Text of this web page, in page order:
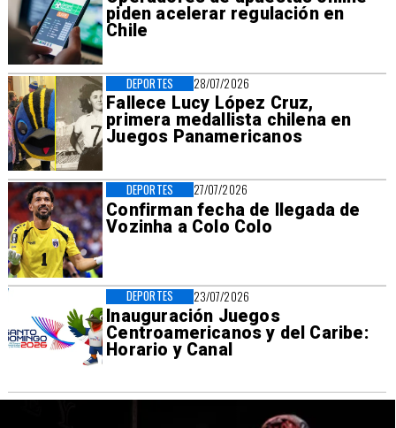
piden acelerar regulación en
Chile
28/07/2026
Fallece Lucy López Cruz,
primera medallista chilena en
Juegos Panamericanos
DEPORTES
27/07/2026
Confirman fecha de llegada de
Vozinha a Colo Colo
DEPORTES
23/07/2026
Inauguración Juegos
Centroamericanos y del Caribe:
Horario y Canal
DEPORTES